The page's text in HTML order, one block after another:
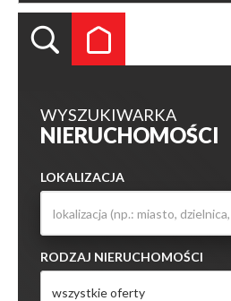
WYSZUKIWARKA
NIERUCHOMOŚCI
LOKALIZACJA
RODZAJ NIERUCHOMOŚCI
wszystkie oferty